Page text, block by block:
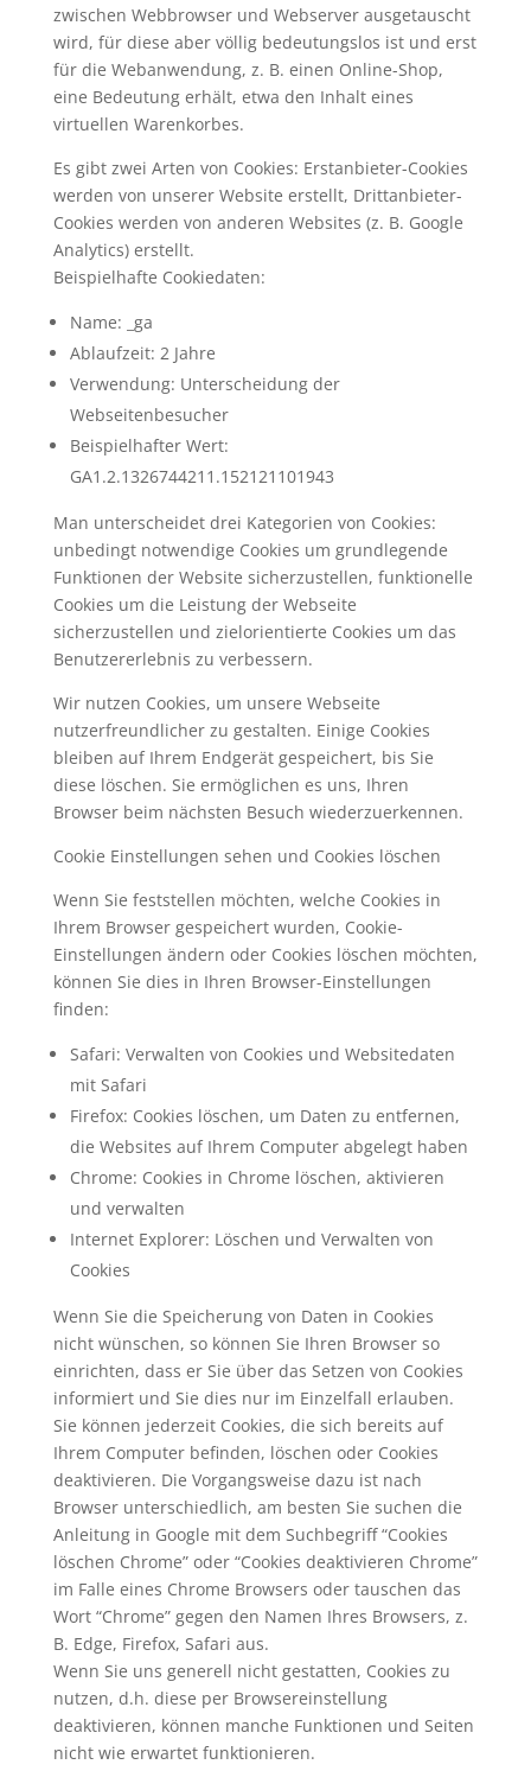
zwischen Webbrowser und Webserver ausgetauscht
wird, für diese aber völlig bedeutungslos ist und erst
für die Webanwendung, z. B. einen Online-Shop,
eine Bedeutung erhält, etwa den Inhalt eines
virtuellen Warenkorbes.
Es gibt zwei Arten von Cookies: Erstanbieter-Cookies
werden von unserer Website erstellt, Drittanbieter-
Cookies werden von anderen Websites (z. B. Google
Analytics) erstellt.
Beispielhafte Cookiedaten:
Name: _ga
Ablaufzeit: 2 Jahre
Verwendung: Unterscheidung der
Webseitenbesucher
Beispielhafter Wert:
GA1.2.1326744211.152121101943
Man unterscheidet drei Kategorien von Cookies:
unbedingt notwendige Cookies um grundlegende
Funktionen der Website sicherzustellen, funktionelle
Cookies um die Leistung der Webseite
sicherzustellen und zielorientierte Cookies um das
Benutzererlebnis zu verbessern.
Wir nutzen Cookies, um unsere Webseite
nutzerfreundlicher zu gestalten. Einige Cookies
bleiben auf Ihrem Endgerät gespeichert, bis Sie
diese löschen. Sie ermöglichen es uns, Ihren
Browser beim nächsten Besuch wiederzuerkennen.
Cookie Einstellungen sehen und Cookies löschen
Wenn Sie feststellen möchten, welche Cookies in
Ihrem Browser gespeichert wurden, Cookie-
Einstellungen ändern oder Cookies löschen möchten,
können Sie dies in Ihren Browser-Einstellungen
finden:
Safari: Verwalten von Cookies und Websitedaten
mit Safari
Firefox: Cookies löschen, um Daten zu entfernen,
die Websites auf Ihrem Computer abgelegt haben
Chrome: Cookies in Chrome löschen, aktivieren
und verwalten
Internet Explorer: Löschen und Verwalten von
Cookies
Wenn Sie die Speicherung von Daten in Cookies
nicht wünschen, so können Sie Ihren Browser so
einrichten, dass er Sie über das Setzen von Cookies
informiert und Sie dies nur im Einzelfall erlauben.
Sie können jederzeit Cookies, die sich bereits auf
Ihrem Computer befinden, löschen oder Cookies
deaktivieren. Die Vorgangsweise dazu ist nach
Browser unterschiedlich, am besten Sie suchen die
Anleitung in Google mit dem Suchbegriff “Cookies
löschen Chrome” oder “Cookies deaktivieren Chrome”
im Falle eines Chrome Browsers oder tauschen das
Wort “Chrome” gegen den Namen Ihres Browsers, z.
B. Edge, Firefox, Safari aus.
Wenn Sie uns generell nicht gestatten, Cookies zu
nutzen, d.h. diese per Browsereinstellung
deaktivieren, können manche Funktionen und Seiten
nicht wie erwartet funktionieren.